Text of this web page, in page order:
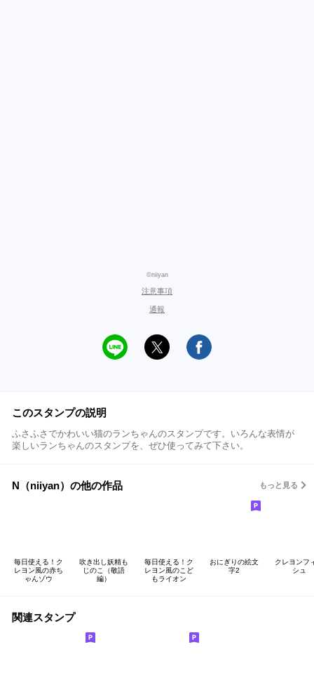
©niiyan
注意事項
通報
このスタンプの説明
ふさふさでかわいい猫のランちゃんのスタンプです。いろんな表情が
楽しいランちゃんのスタンプを、ぜひ使ってみて下さい。
N（niiyan）の他の作品 もっと見る
毎日使える！ク
レヨン風の赤ち
ゃんゾウ
吹き出し妖精も
じのこ（敬語
編）
毎日使える！ク
レヨン風のこど
もライオン
おにぎりの絵文
字2
クレヨンフ
シュ
関連スタンプ